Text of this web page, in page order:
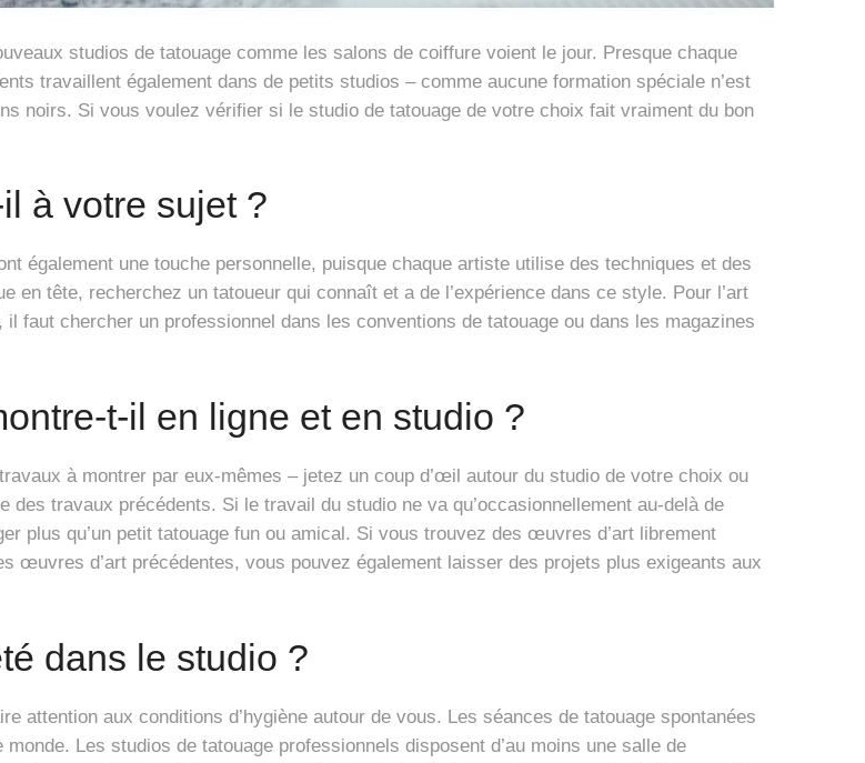
studios de tatouage comme les salons de coiffure voient le jour. Presque chaque
travaillent également dans de petits studios – comme aucune formation spéciale n’est
noirs. Si vous voulez vérifier si le studio de tatouage de votre choix fait vraiment du bon
à votre sujet ?
également une touche personnelle, puisque chaque artiste utilise des techniques et des
tête, recherchez un tatoueur qui connaît et a de l’expérience dans ce style. Pour l’art
faut chercher un professionnel dans les conventions de tatouage ou dans les magazines
t-il en ligne et en studio ?
à montrer par eux-mêmes – jetez un coup d’œil autour du studio de votre choix ou
travaux précédents. Si le travail du studio ne va qu’occasionnellement au-delà de
plus qu’un petit tatouage fun ou amical. Si vous trouvez des œuvres d’art librement
œuvres d’art précédentes, vous pouvez également laisser des projets plus exigeants aux
dans le studio ?
attention aux conditions d’hygiène autour de vous. Les séances de tatouage spontanées
Les studios de tatouage professionnels disposent d’au moins une salle de